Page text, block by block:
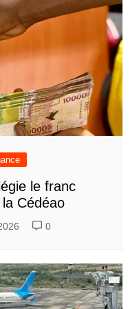
le franc
Cédéao
0